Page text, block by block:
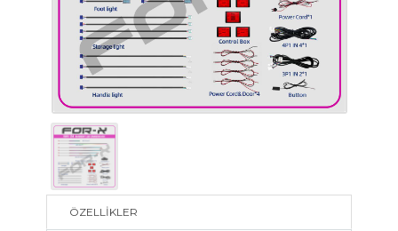
ÖZELLİKLER